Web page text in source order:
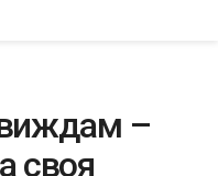
виждам –
своя